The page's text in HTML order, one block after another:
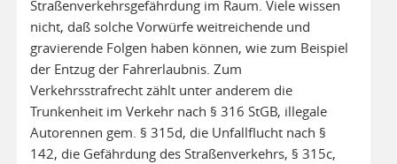
Straßenverkehrsgefährdung im Raum. Viele wissen
nicht, daß solche Vorwürfe weitreichende und
gravierende Folgen haben können, wie zum Beispiel
der Entzug der Fahrerlaubnis. Zum
Verkehrsstrafrecht zählt unter anderem die
Trunkenheit im Verkehr nach § 316 StGB, illegale
Autorennen gem. § 315d, die Unfallflucht nach §
142, die Gefährdung des Straßenverkehrs, § 315c,